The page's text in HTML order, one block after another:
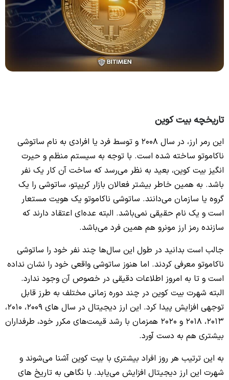
تاریخچه بیت کوین
این رمر ارز، در سال 2008 و توسط فرد یا افرادی به نام ساتوشی
ناکاموتو ساخته شده است. با توجه به سیستم منظم و حیرت
انگیز بیت کوین، بعید به نظر می‌رسد که ساخت آن کار یک نفر
باشد. به همین خاطر بیشتر فعالان بازار کریپتو، ساتوشی را یک
گروه یا سازمان می‌دانند. ساتوشی ناکاموتو یک هویت مستعار
است و یک نام حقیقی نمی‌باشد. البته عده‌ای اعتقاد دارند که
سازنده رمز ارز مونرو هم همین فرد می‌باشد.
جالب است بدانید در طول این سال‌ها چند نفر خود را ساتوشی
ناکاموتو معرفی کردند. اما هنوز ساتوشی واقعی خود را نشان نداده
است و تا به امروز اطلاعات دقیقی در خصوص آن وجود ندارد.
البته شهرت بیت کوین در چند دوره زمانی مختلف به طرز قابل
توجهی افزایش پیدا کرد. این ارز دیجیتال در سال های 2009، 2010،
2013، 2018 و 2020 همزمان با رشد قیمت‌های مکرر خود، طرفداران
بیشتری هم به دست آورد.
به این ترتیب هر روز افراد بیشتری با بیت کوین آشنا می‌شوند و
شهرت این ارز دیجیتال افزایش می‌یابد. با نگاهی به تاریخ های